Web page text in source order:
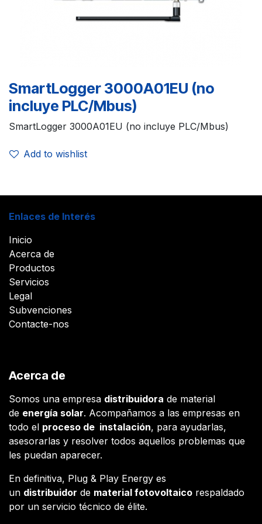
SmartLogger 3000A01EU (no
incluye PLC/Mbus)
SmartLogger 3000A01EU (no incluye PLC/Mbus)
Add to wishlist
Enlaces de Interés
Inicio
Acerca de
Productos
Servicios
Legal
Subvenciones
Contacte-nos
Acerca de
Somos una empresa distribuidora de material
de energía solar. Acompañamos a las empresas en
todo el proceso de instalación, para ayudarlas,
asesorarlas y resolver todos aquellos problemas que
les puedan aparecer.
En definitiva, Plug & Play Energy es
un distribuidor de material fotovoltaico respaldado
por un servicio técnico de élite.